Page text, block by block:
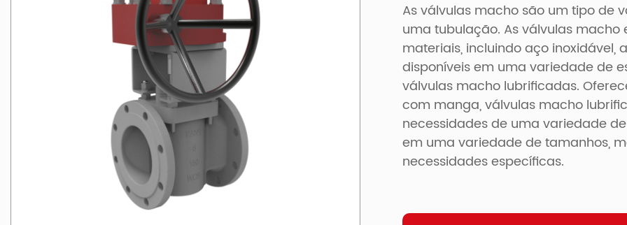
As válvulas macho são um tipo de
uma tubulação. As válvulas
materiais, incluindo aço inoxidável,
disponíveis em uma variedade de
válvulas macho lubrificadas.
com manga, válvulas macho
necessidades de uma variedade
em uma variedade de tamanhos,
necessidades específicas.